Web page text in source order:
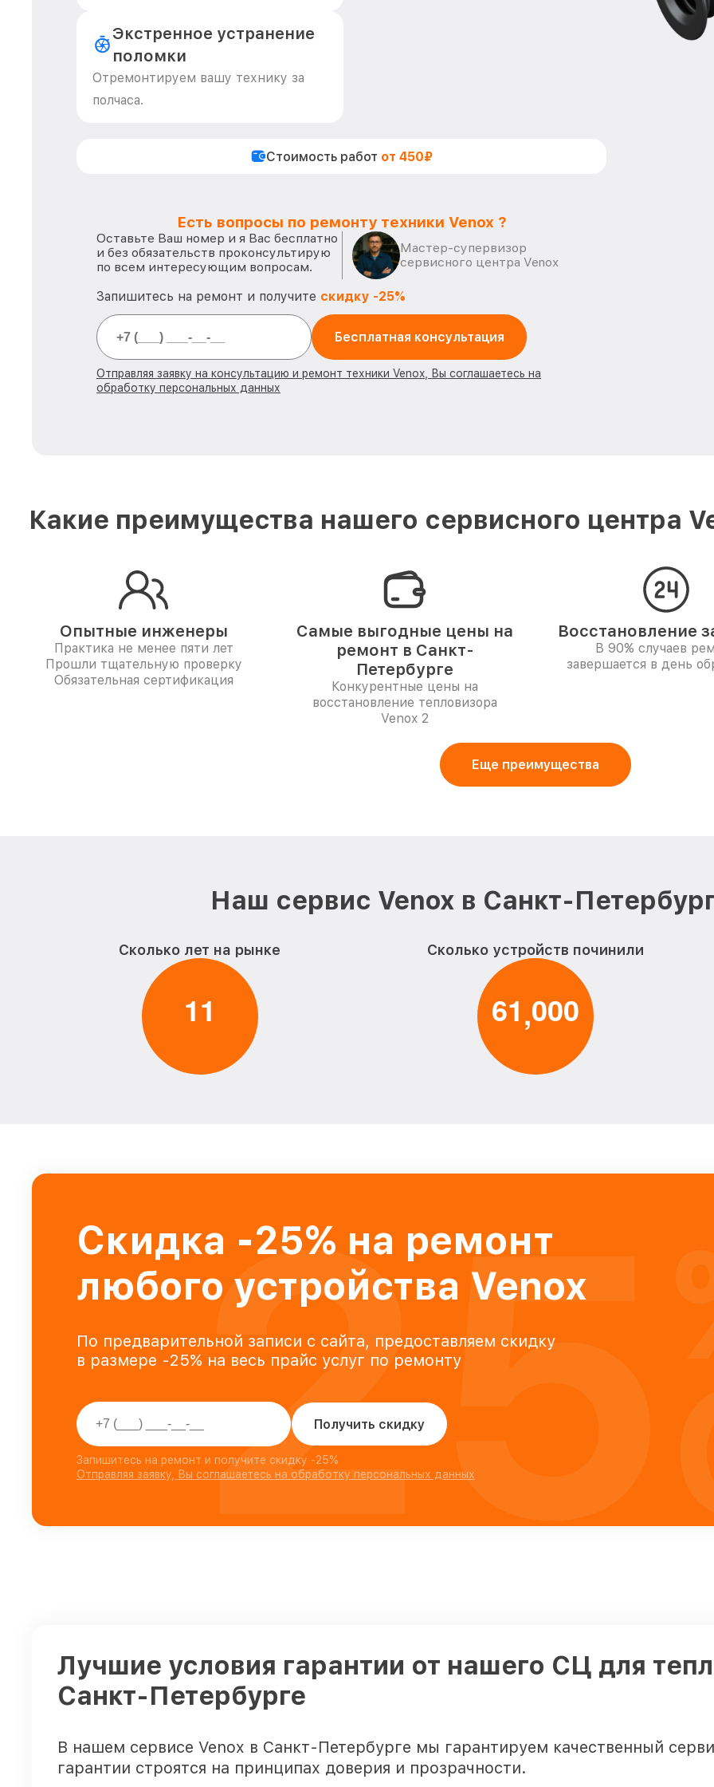
Экстренное устранение
поломки
Отремонтируем вашу технику за
полчаса.
Стоимость работ от 450₽
Есть вопросы по ремонту техники Venox ?
Оставьте Ваш номер и я Вас бесплатно
и без обязательств проконсультирую
по всем интересующим вопросам.
Мастер-супервизор
сервисного центра Venox
Запишитесь на ремонт и получите скидку -25%
Бесплатная консультация
Отправляя заявку на консультацию и ремонт техники Venox, Вы соглашаетесь на
обработку персональных данных
Какие преимущества нашего сервисного центра
Опытные инженеры
Практика не менее пяти лет
Прошли тщательную проверку
Обязательная сертификация
Самые выгодные цены на
ремонт в Санкт-
Петербурге
Конкурентные цены на
восстановление тепловизора
Venox 2
Восстановление
В 90% случаев
завершается в день
Еще преимущества
Наш сервис Venox в Санкт-
Сколько лет на рынке
11
Сколько устройств починили
61,000
Скидка -25% на ремонт
любого устройства Venox
По предварительной записи с сайта, предоставляем скидку
в размере -25% на весь прайс услуг по ремонту
Получить скидку
Запишитесь на ремонт и получите скидку -25%
Отправляя заявку, Вы соглашаетесь на обработку персональных данных
25
Лучшие условия гарантии от нашего СЦ для
Санкт-Петербурге
В нашем сервисе Venox в Санкт-Петербурге мы гарантируем качественный
гарантии строятся на принципах доверия и прозрачности.